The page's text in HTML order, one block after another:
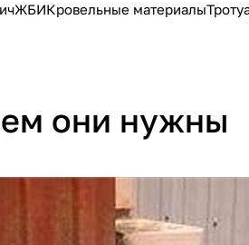
ЖБИКровельные материалы
они нужны